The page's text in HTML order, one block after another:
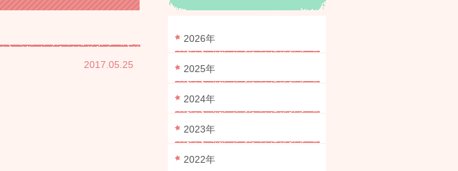
2017.05.25
2026年
2025年
2024年
2023年
2022年